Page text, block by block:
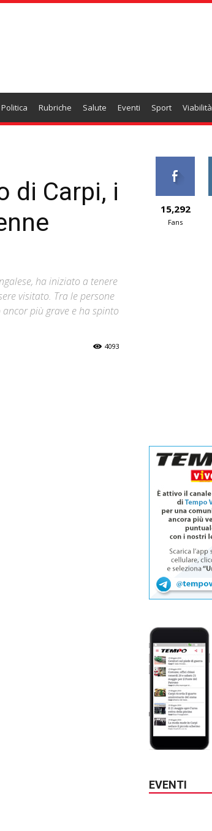
Politica Rubriche Salute Eventi Sport Viabilità
di Carpi, i
ha iniziato a tenere
visitato. Tra le persone
ancor più grave e ha spinto
4093
15,292
Fans
EVENTI